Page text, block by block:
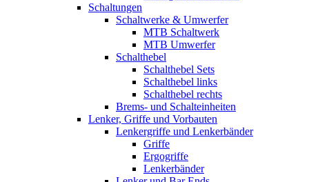
Schaltungen
Schaltwerke & Umwerfer
MTB Schaltwerk
MTB Umwerfer
Schalthebel
Schalthebel Sets
Schalthebel links
Schalthebel rechts
Brems- und Schalteinheiten
Lenker, Griffe und Vorbauten
Lenkergriffe und Lenkerbänder
Griffe
Ergogriffe
Lenkerbänder